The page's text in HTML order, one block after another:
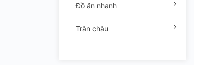
Đồ ăn nhanh
Trân châu